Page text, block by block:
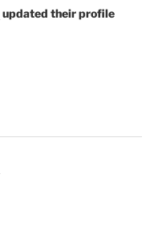
updated their profile